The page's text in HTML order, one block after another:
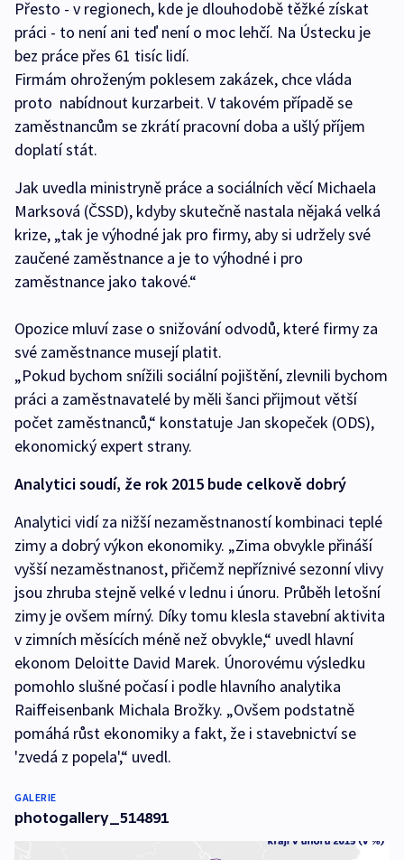
Přesto - v regionech, kde je dlouhodobě těžké získat
práci - to není ani teď není o moc lehčí. Na Ústecku je
bez práce přes 61 tisíc lidí.
Firmám ohroženým poklesem zakázek, chce vláda
proto nabídnout kurzarbeit. V takovém případě se
zaměstnancům se zkrátí pracovní doba a ušlý příjem
doplatí stát.
Jak uvedla ministryně práce a sociálních věcí Michaela
Marksová (ČSSD), kdyby skutečně nastala nějaká velká
krize, „tak je výhodné jak pro firmy, aby si udržely své
zaučené zaměstnance a je to výhodné i pro
zaměstnance jako takové.“
Opozice mluví zase o snižování odvodů, které firmy za
své zaměstnance musejí platit.
„Pokud bychom snížili sociální pojištění, zlevnili bychom
práci a zaměstnavatelé by měli šanci přijmout větší
počet zaměstnanců,“ konstatuje Jan skopeček (ODS),
ekonomický expert strany.
Analytici soudí, že rok 2015 bude celkově dobrý
Analytici vidí za nižší nezaměstnaností kombinaci teplé
zimy a dobrý výkon ekonomiky. „Zima obvykle přináší
vyšší nezaměstnanost, přičemž nepříznivé sezonní vlivy
jsou zhruba stejně velké v lednu i únoru. Průběh letošní
zimy je ovšem mírný. Díky tomu klesla stavební aktivita
v zimních měsících méně než obvykle,“ uvedl hlavní
ekonom Deloitte David Marek. Únorovému výsledku
pomohlo slušné počasí i podle hlavního analytika
Raiffeisenbank Michala Brožky. „Ovšem podstatně
pomáhá růst ekonomiky a fakt, že i stavebnictví se
'zvedá z popela',“ uvedl.
GALERIE
photogallery_514891